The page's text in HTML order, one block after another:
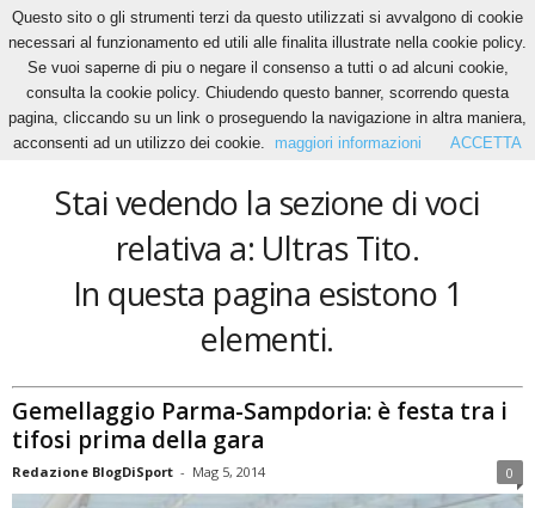
Home Tags Ultras Tito
Ultras Tito
Stai vedendo la sezione di voci
relativa a: Ultras Tito.
In questa pagina esistono 1
elementi.
Gemellaggio Parma-Sampdoria: è festa tra i
tifosi prima della gara
Redazione BlogDiSport - Mag 5, 2014 0
Questo sito o gli strumenti terzi da questo utilizzati si avvalgono di cookie
necessari al funzionamento ed utili alle finalita illustrate nella cookie policy.
Se vuoi saperne di piu o negare il consenso a tutti o ad alcuni cookie,
consulta la cookie policy. Chiudendo questo banner, scorrendo questa
pagina, cliccando su un link o proseguendo la navigazione in altra maniera,
acconsenti ad un utilizzo dei cookie.
maggiori informazioni ACCETTA